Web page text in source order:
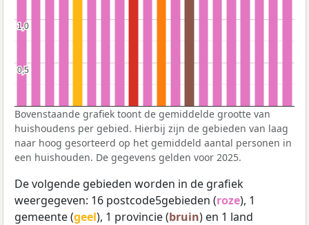
0,5
0,5
1,0
1,0
Bovenstaande grafiek toont de gemiddelde grootte van
huishoudens per gebied. Hierbij zijn de gebieden van laag
naar hoog gesorteerd op het gemiddeld aantal personen in
een huishouden. De gegevens gelden voor 2025.
De volgende gebieden worden in de grafiek
weergegeven: 16 postcode5gebieden (roze), 1
gemeente (geel), 1 provincie (bruin) en 1 land